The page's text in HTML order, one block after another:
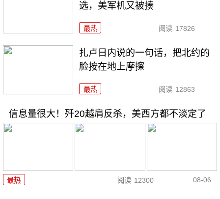
选，美军机又被揍
最热 阅读 17826
扎卢日内说的一句话，把北约的
脸按在地上摩擦
最热 阅读 12863
信息量很大！歼20越肩反杀，美西方都不淡定了
最热 阅读 12300 08-06